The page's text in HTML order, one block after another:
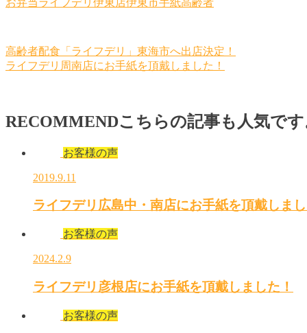
高齢者配食「ライフデリ」東海市へ出店決定！
ライフデリ周南店にお手紙を頂戴しました！
RECOMMENDこちらの記事も人気で
お客様の声
2019.9.11
ライフデリ広島中・南店にお手紙を頂戴しま
お客様の声
2024.2.9
ライフデリ彦根店にお手紙を頂戴しました！
お客様の声